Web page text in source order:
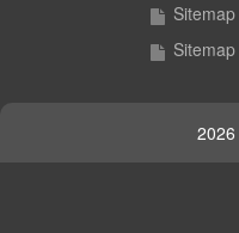
Sitemap
Sitemap